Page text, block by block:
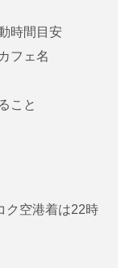
時間目安
フェ名
こと
ク空港着は22時